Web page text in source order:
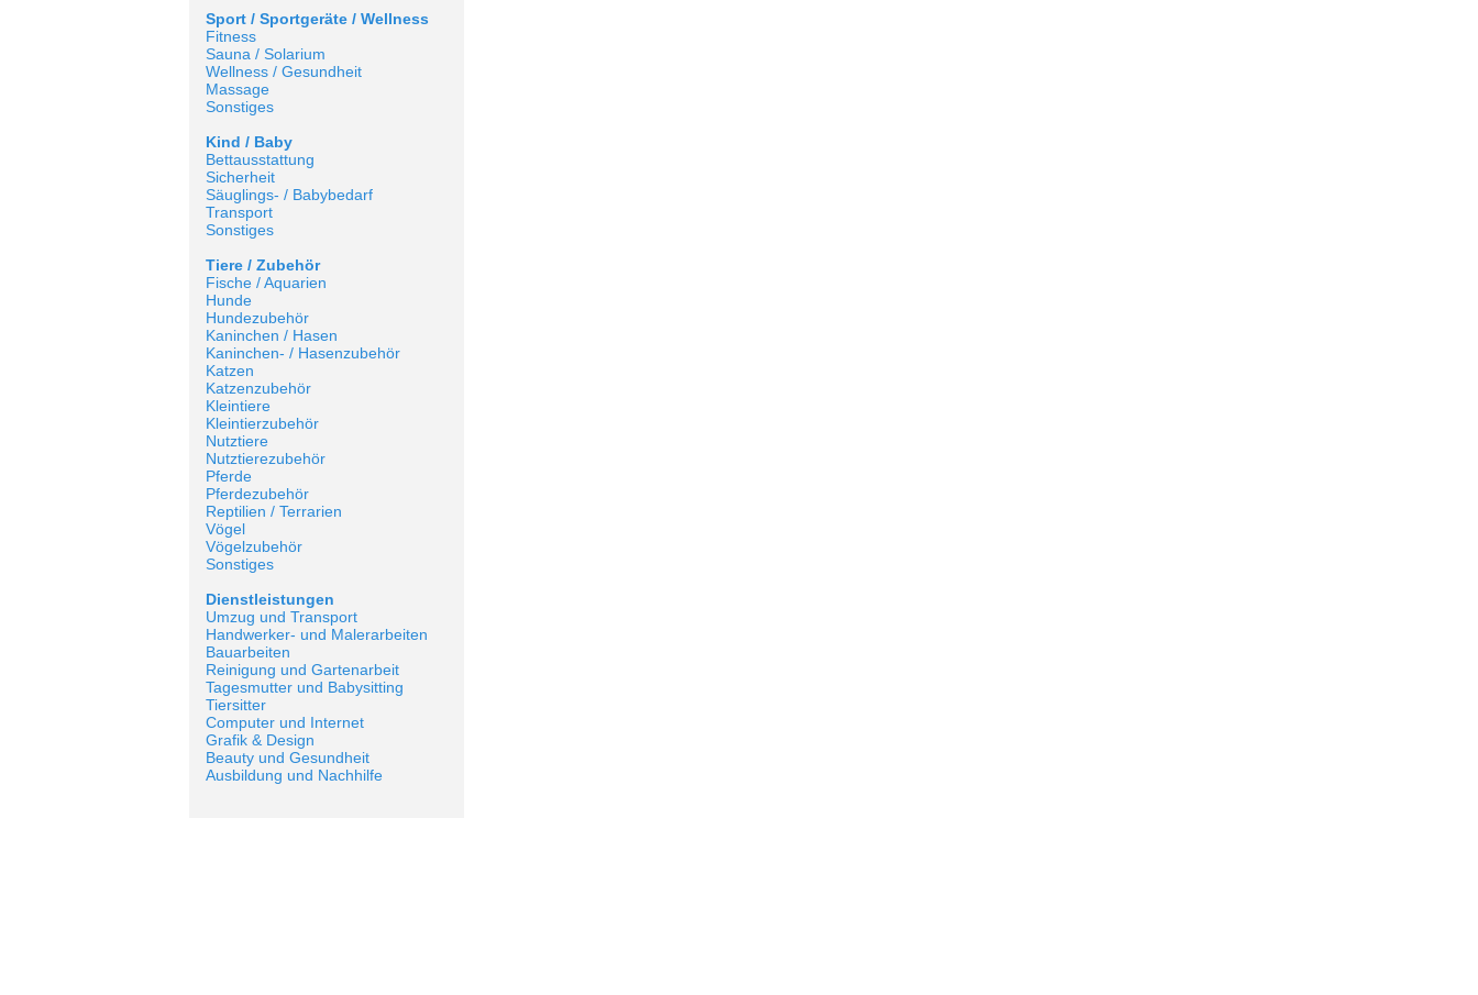
Sport / Sportgeräte / Wellness
Fitness
Sauna / Solarium
Wellness / Gesundheit
Massage
Sonstiges
Kind / Baby
Bettausstattung
Sicherheit
Säuglings- / Babybedarf
Transport
Sonstiges
Tiere / Zubehör
Fische / Aquarien
Hunde
Hundezubehör
Kaninchen / Hasen
Kaninchen- / Hasenzubehör
Katzen
Katzenzubehör
Kleintiere
Kleintierzubehör
Nutztiere
Nutztierezubehör
Pferde
Pferdezubehör
Reptilien / Terrarien
Vögel
Vögelzubehör
Sonstiges
Dienstleistungen
Umzug und Transport
Handwerker- und Malerarbeiten
Bauarbeiten
Reinigung und Gartenarbeit
Tagesmutter und Babysitting
Tiersitter
Computer und Internet
Grafik & Design
Beauty und Gesundheit
Ausbildung und Nachhilfe